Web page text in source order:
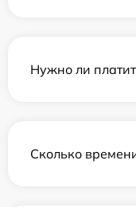
Нужно ли
Сколько